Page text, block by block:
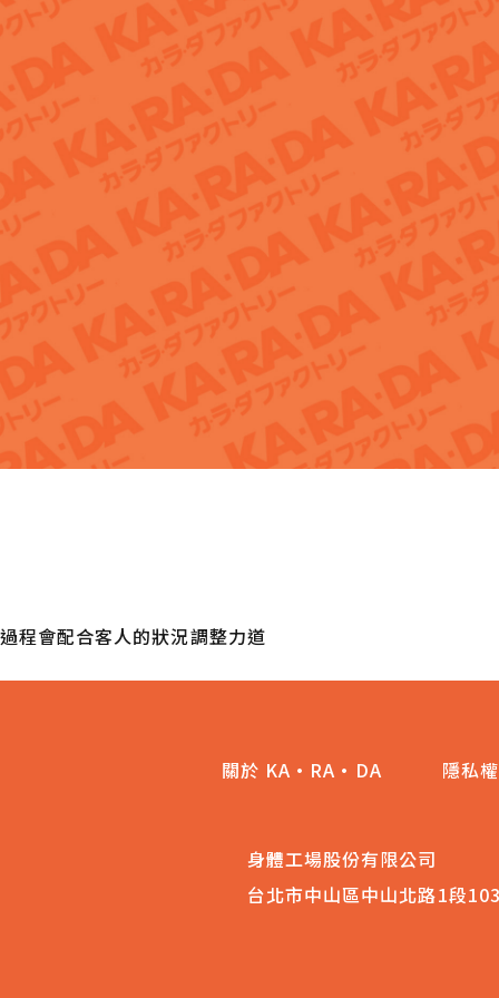
過程會配合客人的狀況調整力道
關於 KA·RA·DA 隱私
身體工場股份有限公司
台北市中山區中山北路1段